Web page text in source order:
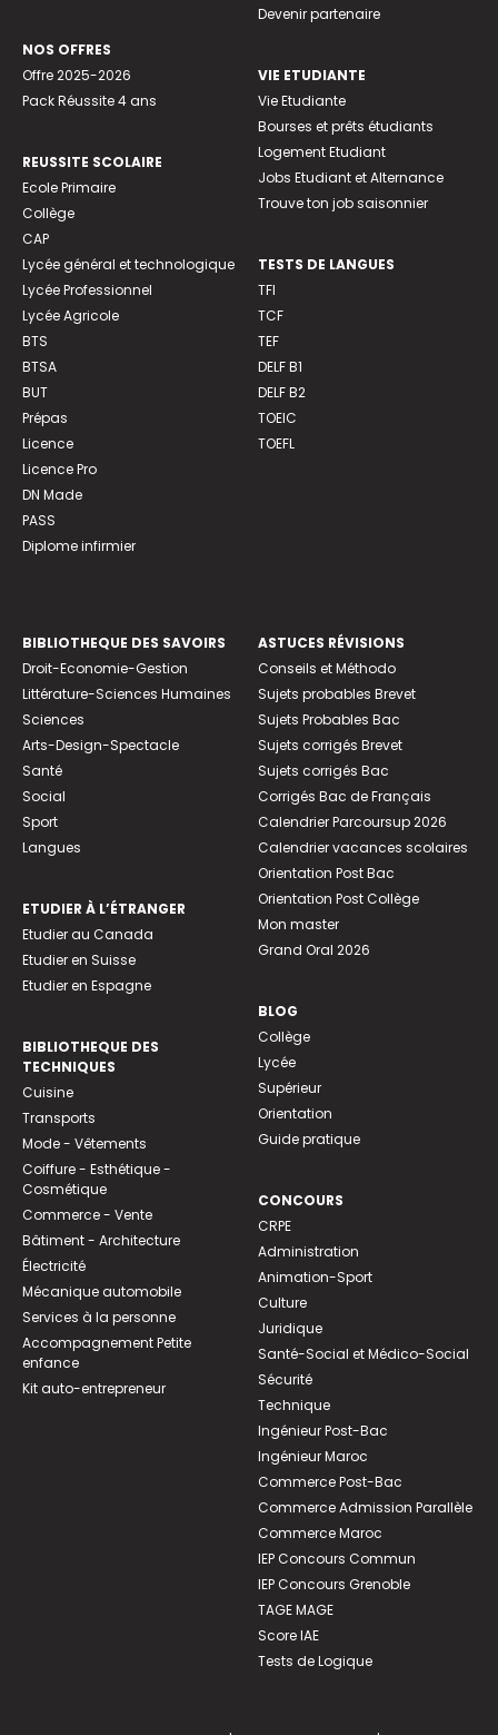
NOS OFFRES
Offre 2025-2026
Pack Réussite 4 ans
REUSSITE SCOLAIRE
Ecole Primaire
Collège
CAP
Lycée général et technologique
Lycée Professionnel
Lycée Agricole
BTS
BTSA
BUT
Prépas
Licence
Licence Pro
DN Made
PASS
Diplome infirmier
Devenir partenaire
VIE ETUDIANTE
Vie Etudiante
Bourses et prêts étudiants
Logement Etudiant
Jobs Etudiant et Alternance
Trouve ton job saisonnier
TESTS DE LANGUES
TFI
TCF
TEF
DELF B1
DELF B2
TOEIC
TOEFL
BIBLIOTHEQUE DES SAVOIRS
Droit-Economie-Gestion
Littérature-Sciences Humaines
Sciences
Arts-Design-Spectacle
Santé
Social
Sport
Langues
ETUDIER À L’ÉTRANGER
Etudier au Canada
Etudier en Suisse
Etudier en Espagne
BIBLIOTHEQUE DES
TECHNIQUES
Cuisine
Transports
Mode - Vêtements
Coiffure - Esthétique -
Cosmétique
Commerce - Vente
Bâtiment - Architecture
Électricité
Mécanique automobile
Services à la personne
Accompagnement Petite
enfance
Kit auto-entrepreneur
ASTUCES RÉVISIONS
Conseils et Méthodo
Sujets probables Brevet
Sujets Probables Bac
Sujets corrigés Brevet
Sujets corrigés Bac
Corrigés Bac de Français
Calendrier Parcoursup 2026
Calendrier vacances scolaires
Orientation Post Bac
Orientation Post Collège
Mon master
Grand Oral 2026
BLOG
Collège
Lycée
Supérieur
Orientation
Guide pratique
CONCOURS
CRPE
Administration
Animation-Sport
Culture
Juridique
Santé-Social et Médico-Social
Sécurité
Technique
Ingénieur Post-Bac
Ingénieur Maroc
Commerce Post-Bac
Commerce Admission Parallèle
Commerce Maroc
IEP Concours Commun
IEP Concours Grenoble
TAGE MAGE
Score IAE
Tests de Logique